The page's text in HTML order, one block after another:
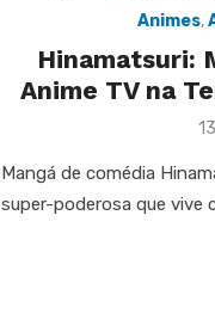
Animes,
Hinamatsuri:
Anime TV na
Mangá de comédia
super-poderosa que vive